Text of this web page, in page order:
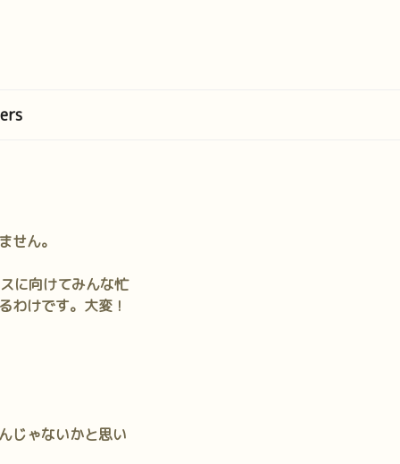
せん。
に向けてみんな忙
わけです。大変！
じゃないかと思い